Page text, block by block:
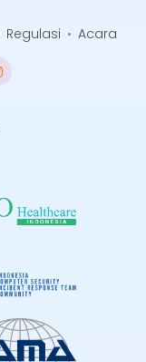
Regulasi • Acara